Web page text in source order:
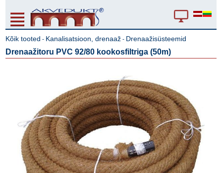
Kõik tooted - Kanalisatsioon, drenaaž - Drenaažisüsteemid
Drenaažitoru PVC 92/80 kookosfiltriga (50m)